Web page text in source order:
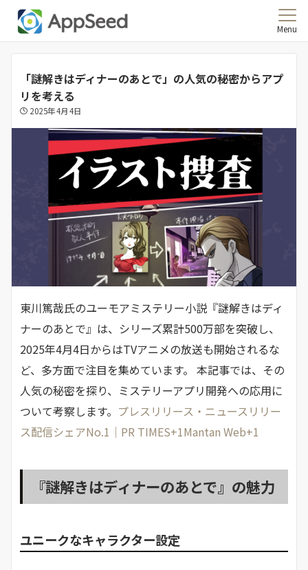
Menu
「謎解きはディナーのあとで」の人気の秘密からアプ
リを考える
2025年4月4日
東川篤哉氏のユーモアミステリー小説『謎解きはディ
ナーのあとで』は、シリーズ累計500万部を突破し、
2025年4月4日からはTVアニメの放送も開始されるな
ど、多方面で注目を集めています。 ​本記事では、その
人気の秘密を探り、ミステリーアプリ開発への応用に
ついて考察します。​ プレスリリース・ニュースリリー
ス配信シェアNo.1｜PR TIMES+1Mantan Web+1
『謎解きはディナーのあとで』の魅力
ユニークなキャラクター設定